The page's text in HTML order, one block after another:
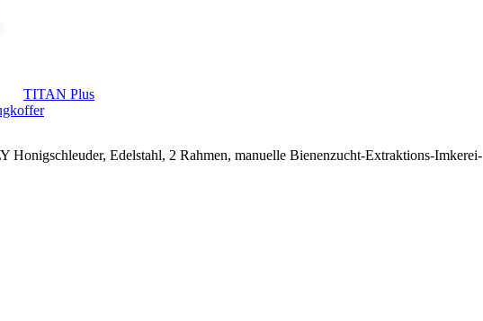
TITAN Plus
Honigschleuder, Edelstahl, 2 Rahmen, manuelle Bienenzucht-Extraktions-Imkerei-